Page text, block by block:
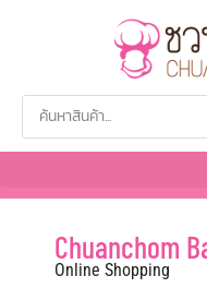
Chuanchom
Online Shopping